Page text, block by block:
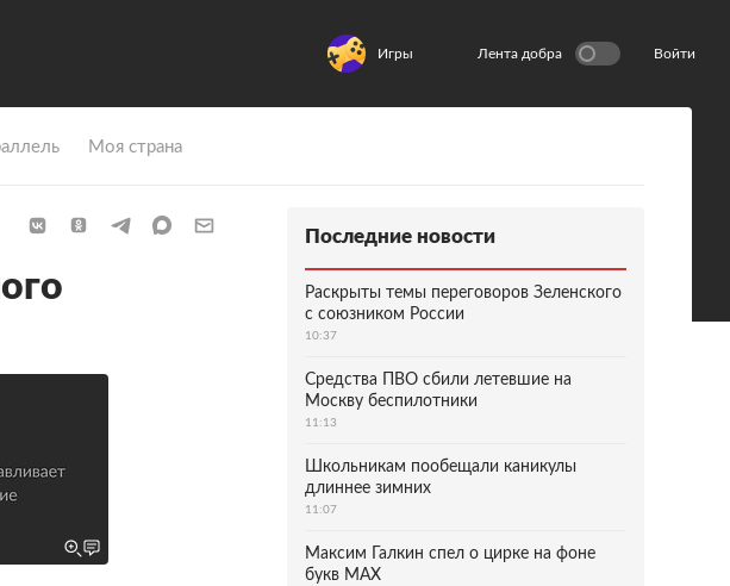
Игры Лента добра Войти
Моя страна
Последние новости
Раскрыты темы переговоров Зеленского
с союзником России
10:37
Средства ПВО сбили летевшие на
Москву беспилотники
11:13
Школьникам пообещали каникулы
длиннее зимних
11:07
Максим Галкин спел о цирке на фоне
букв MAX